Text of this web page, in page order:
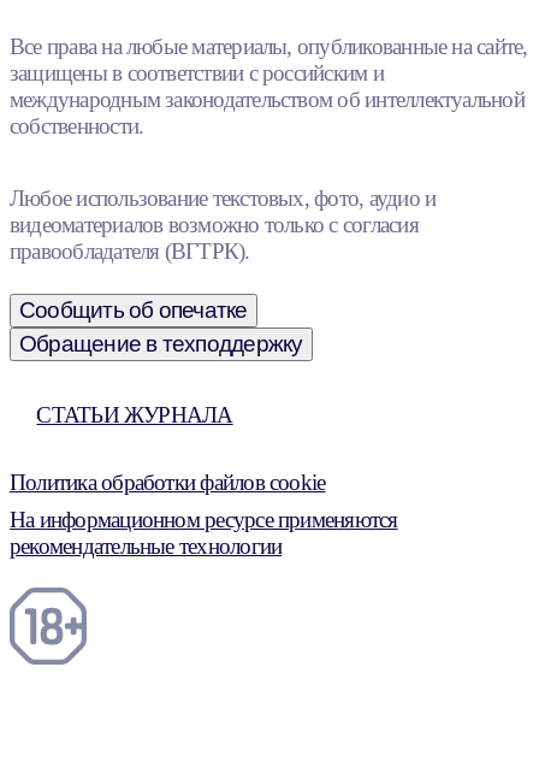
Все права на любые материалы, опубликованные на сайте,
защищены в соответствии с российским и
международным законодательством об интеллектуальной
собственности.
Любое использование текстовых, фото, аудио и
видеоматериалов возможно только с согласия
правообладателя (ВГТРК).
Сообщить об опечатке
Обращение в техподдержку
СТАТЬИ ЖУРНАЛА
Политика обработки файлов cookie
На информационном ресурсе применяются
рекомендательные технологии